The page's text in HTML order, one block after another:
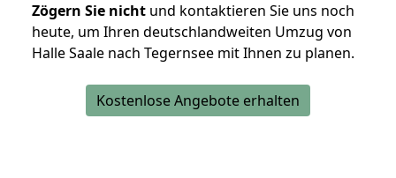
Zögern Sie nicht und kontaktieren Sie uns noch
heute, um Ihren deutschlandweiten Umzug von
Halle Saale nach Tegernsee mit Ihnen zu planen.
Kostenlose Angebote erhalten